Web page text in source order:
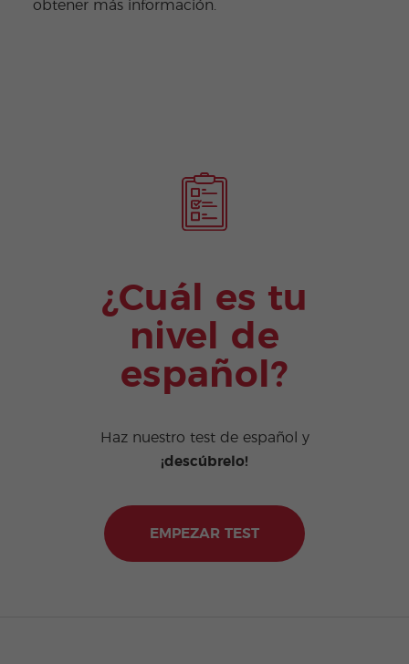
obtener más información.
¿Cuál es tu
nivel de
español?
Haz nuestro test de español y
¡descúbrelo!
EMPEZAR TEST